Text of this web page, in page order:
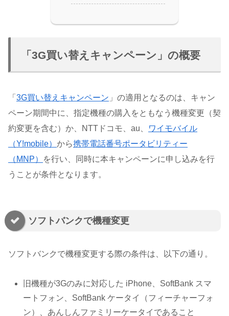
「3G買い替えキャンペーン」の概要
「 3G買い替えキャンペーン 」の適用となるのは、キャン
ペーン期間中に、指定機種の購入をともなう機種変更（契
約変更を含む）か、NTTドコモ、au、
ワイモバイル
（Y!mobile） から携帯電話番号ポータビリティー
（MNP）
を行い、同時に本キャンペーンに申し込みを行
うことが条件となります。
ソフトバンクで機種変更
ソフトバンクで機種変更する際の条件は、以下の通り。
旧機種が3Gのみに対応した iPhone、SoftBank スマ
ートフォン、SoftBank ケータイ（フィーチャーフォ
ン）、あんしんファミリーケータイであること